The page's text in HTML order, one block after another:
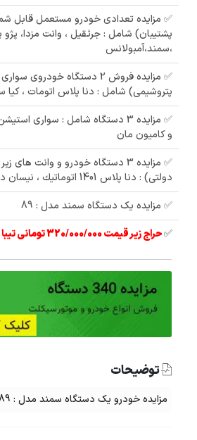
✅ مزایده تعدادی خودرو مستعمل قابل
پشتیبان) شامل : جرثقیل ، وانت مزدا، پژو
،سمند،آمبولانس
✅ مزایده فروش 2 دستگاه
پتروشیمی) شامل : دنا پلاس اتومات ، کیا
✅ مزایده 3 دستگاه شامل : سواری
و کامیون مان
✅ مزایده 3 دستگاه خودرو و وانت
دولتی) : دنا پلاس 1401 اتوماتيك ، نیسان دیزلی 95
✅ مزایده یک دستگاه سمند مدل : 89
✅حراج زیر قیمت 320/000/000 تومانی تیبا 2 مدل 97
توضیحات
مزایده خودرو یک دستگاه سمند مدل : 89